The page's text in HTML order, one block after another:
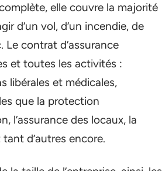
elle couvre la majorité
d’un vol, d’un incendie, de
Le contrat d’assurance
et toutes les activités :
libérales et médicales,
que la protection
l’assurance des locaux, la
d’autres encore.